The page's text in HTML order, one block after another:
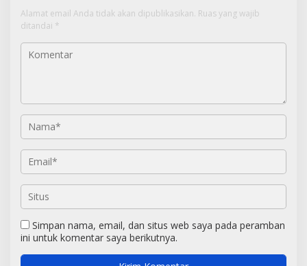
Alamat email Anda tidak akan dipublikasikan. Ruas yang wajib
ditandai *
Simpan nama, email, dan situs web saya pada peramban
ini untuk komentar saya berikutnya.